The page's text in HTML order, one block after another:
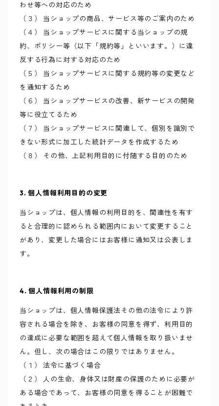
わせ等への対応のため
（３） 当ショップの商品、サービス等のご案内のため
（４） 当ショップサービスに関する当ショップの規
約、ポリシー等（以下「規約等」といいます。）に違
反する行為に対する対応のため
（５） 当ショップサービスに関する規約等の変更など
を通知するため
（６） 当ショップサービスの改善、新サービスの開発
等に役立てるため
（７） 当ショップサービスに関連して、個別を識別で
きない形式に加工した統計データを作成するため
（８） その他、上記利用目的に付随する目的のため
3. 個人情報利用目的の変更
当ショップは、個人情報の利用目的を、関連性を有す
ると合理的に認められる範囲内において変更すること
があり、変更した場合にはお客様に通知又は公表しま
す。
4. 個人情報利用の制限
当ショップは、個人情報保護法その他の法令により許
容される場合を除き、お客様の同意を得ず、利用目的
の達成に必要な範囲を超えて個人情報を取り扱いませ
ん。但し、次の場合はこの限りではありません。
（１） 法令に基づく場合
（２） 人の生命、身体又は財産の保護のために必要が
ある場合であって、お客様の同意を得ることが困難で